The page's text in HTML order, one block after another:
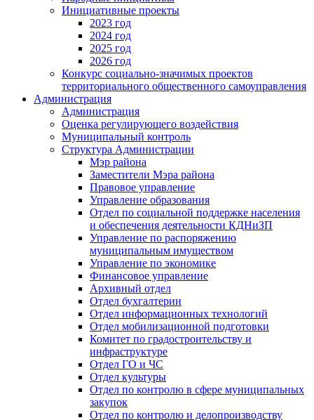
Инициативные проекты
2023 год
2024 год
2025 год
2026 год
Конкурс социально-значимых проектов
территориального общественного самоуправления
Администрация
Администрация
Оценка регулирующего воздействия
Муниципальный контроль
Структура Администрации
Мэр района
Заместители Мэра района
Правовое управление
Управление образования
Отдел по социальной поддержке населения
и обеспечения деятельности КДНиЗП
Управление по распоряжению
муниципальным имуществом
Управление по экономике
Финансовое управление
Архивный отдел
Отдел бухгалтерии
Отдел информационных технологий
Отдел мобилизационной подготовки
Комитет по градостроительству и
инфраструктуре
Отдел ГО и ЧС
Отдел культуры
Отдел по контролю в сфере муниципальных
закупок
Отдел по контролю и делопроизводству